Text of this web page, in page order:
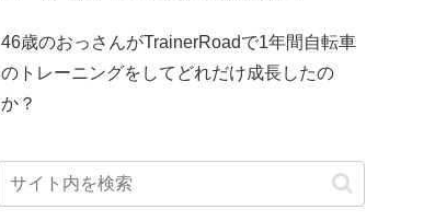
46歳のおっさんがTrainerRoadで1年間自転車
のトレーニングをしてどれだけ成長したの
か？